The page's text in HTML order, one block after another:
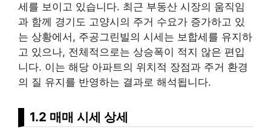
세를 보이고 있습니다. 최근 부동산 시장의 움직임
과 함께 경기도 고양시의 주거 수요가 증가하고 있
는 상황에서, 주공그린빌의 시세는 보합세를 유지하
고 있으나, 전체적으로는 상승폭이 적지 않은 편입
니다. 이는 해당 아파트의 위치적 장점과 주거 환경
의 질 유지를 반영하는 결과로 해석됩니다.
1.2 매매 시세 상세